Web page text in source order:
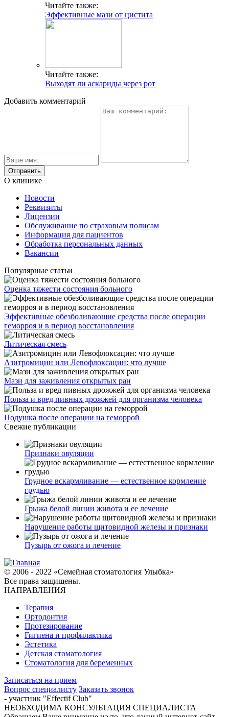
Читайте также:
Эффективные мази от цистита
Читайте также:
Выходят ли аскариды через рот
Добавить комментарий
О клинике
Новости
Реквизиты
Лицензии
Обслуживание по страховым полисам
Информация для пациентов
Обработка персональных данных
Вакансии
Популярные статьи
Оценка тяжести состояния больного
Эффективные обезболивающие средства после операции
геморроя и в период восстановления
Литическая смесь
Азитромицин или Левофлоксацин: что лучше
Мази для заживления открытых ран
Польза и вред пивных дрожжей для организма человека
Подушка после операции на геморрой
Свежие публикации
Признаки овуляции
Грудное вскармливание — естественное кормление
грудью
Грыжа белой линии живота и ее лечение
Нарушение работы щитовидной железы и признаки
Пузырь от ожога и лечение
© 2006 - 2022 «Семейная стоматология Улыбка»
Все права защищены.
НАПРАВЛЕНИЯ
Терапия
Ортодонтия
Протезирование
Гигиена и профилактика
Эстетика
Детская стоматология
Стоматология для беременных
Записаться на прием
Вопрос специалисту Заказать звонок
- участник "Effectif Club"
НЕОБХОДИМА КОНСУЛЬТАЦИЯ СПЕЦИАЛИСТА